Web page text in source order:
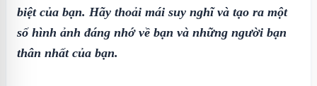
biệt của bạn. Hãy thoải mái suy nghĩ và tạo ra một
số hình ảnh đáng nhớ về bạn và những người bạn
thân nhất của bạn.